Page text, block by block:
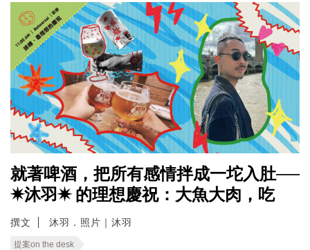
就著啤酒，把所有感情拌成一坨入肚──
✷沐羽✷ 的理想慶祝：大魚大肉，吃
撰文 沐羽．照片｜沐羽
提案on the desk